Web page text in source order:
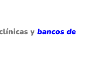
y bancos de